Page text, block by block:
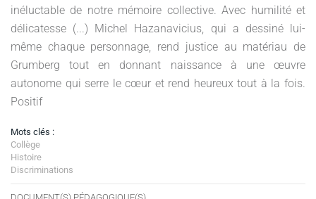
inéluctable de notre mémoire collective. Avec humilité et
délicatesse (...) Michel Hazanavicius, qui a dessiné lui-
même chaque personnage, rend justice au matériau de
Grumberg tout en donnant naissance à une œuvre
autonome qui serre le cœur et rend heureux tout à la fois.
Positif
Mots clés :
Collège
Histoire
Discriminations